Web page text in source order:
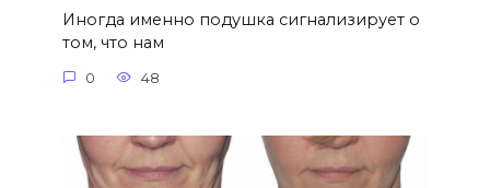
Иногда именно подушка сигнализирует о
том, что нам
0 48